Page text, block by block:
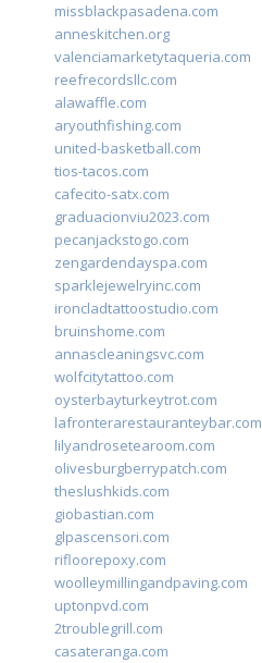
missblackpasadena.com
anneskitchen.org
valenciamarketytaqueria.com
reefrecordsllc.com
alawaffle.com
aryouthfishing.com
united-basketball.com
tios-tacos.com
cafecito-satx.com
graduacionviu2023.com
pecanjackstogo.com
zengardendayspa.com
sparklejewelryinc.com
ironcladtattoostudio.com
bruinshome.com
annascleaningsvc.com
wolfcitytattoo.com
oysterbayturkeytrot.com
lafronterarestauranteybar.com
lilyandrosetearoom.com
olivesburgberrypatch.com
theslushkids.com
giobastian.com
glpascensori.com
rifloorepoxy.com
woolleymillingandpaving.com
uptonpvd.com
2troublegrill.com
casateranga.com